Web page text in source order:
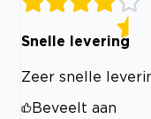
Snelle levering
Zeer snelle
Beveelt aan